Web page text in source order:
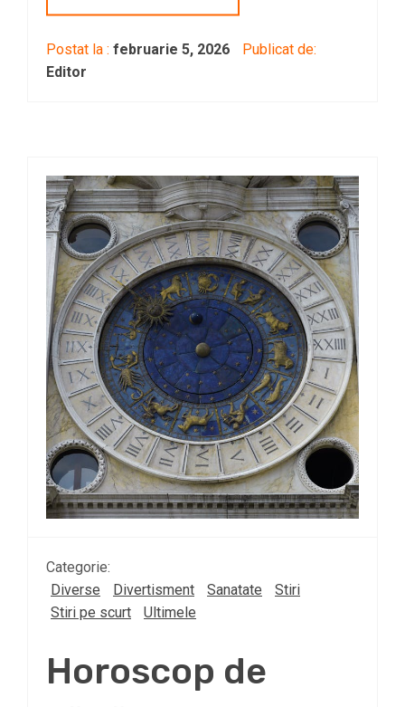
Postat la : februarie 5, 2026
Publicat de:
Editor
Categorie:
Diverse
Divertisment Sanatate
Stiri
Stiri pe scurt
Ultimele
Horoscop de